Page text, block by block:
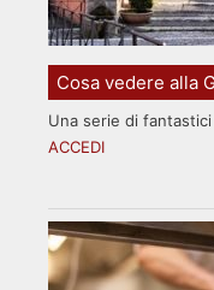
Cosa vedere alla
Una serie di
ACCEDI